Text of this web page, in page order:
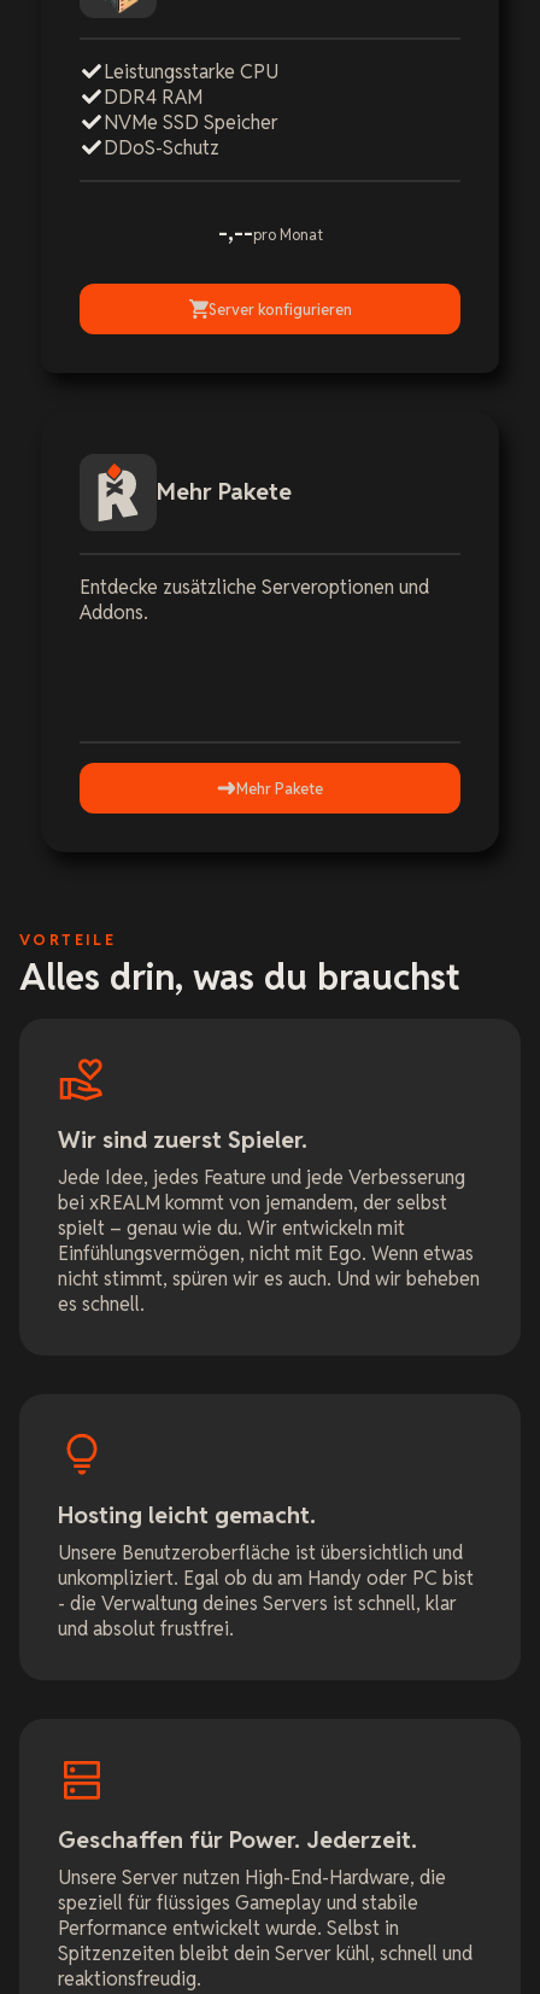
Leistungsstarke CPU
DDR4 RAM
NVMe SSD Speicher
DDoS-Schutz
-,--pro Monat
Server konfigurieren
Mehr Pakete
Entdecke zusätzliche Serveroptionen und
Addons.
Mehr Pakete
VORTEILE
Alles drin, was du brauchst
Wir sind zuerst Spieler.
Jede Idee, jedes Feature und jede Verbesserung
bei xREALM kommt von jemandem, der selbst
spielt – genau wie du. Wir entwickeln mit
Einfühlungsvermögen, nicht mit Ego. Wenn etwas
nicht stimmt, spüren wir es auch. Und wir beheben
es schnell.
Hosting leicht gemacht.
Unsere Benutzeroberfläche ist übersichtlich und
unkompliziert. Egal ob du am Handy oder PC bist
- die Verwaltung deines Servers ist schnell, klar
und absolut frustfrei.
Geschaffen für Power. Jederzeit.
Unsere Server nutzen High-End-Hardware, die
speziell für flüssiges Gameplay und stabile
Performance entwickelt wurde. Selbst in
Spitzenzeiten bleibt dein Server kühl, schnell und
reaktionsfreudig.